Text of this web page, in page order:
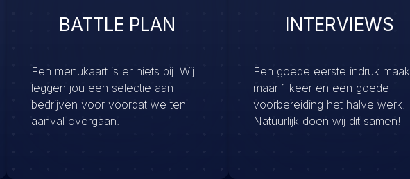
BATTLE PLAN
Een menukaart is er niets bij. Wij
leggen jou een selectie aan
bedrijven voor voordat we ten
aanval overgaan.
INTERVIEWS
Een goede eerste indruk
maar 1 keer en een goede
voorbereiding het halve werk.
Natuurlijk doen wij dit samen!